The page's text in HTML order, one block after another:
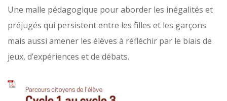
Une malle pédagogique pour aborder les inégalités et
préjugés qui persistent entre les filles et les garçons
mais aussi amener les élèves à réfléchir par le biais de
jeux, d’expériences et de débats.